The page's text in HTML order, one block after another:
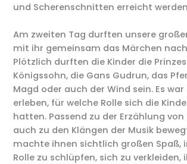
und Scherenschnitten erreicht
Am zweiten Tag durften unsere
mit ihr gemeinsam das Märchen
Plötzlich durften die Kinder die
Königssohn, die Gans Gudrun, das
Magd oder auch der Wind sein. Es
erleben, für welche Rolle sich die
hatten. Passend zu der Erzählung von
auch zu den Klängen der Musik
machte ihnen sichtlich großen Spaß,
Rolle zu schlüpfen, sich zu verkleiden,